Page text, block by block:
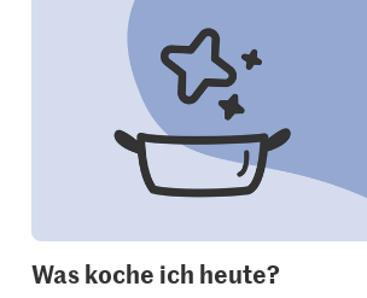
Was koche ich heute?